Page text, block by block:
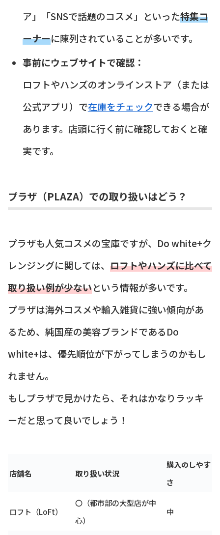
ア」「SNSで話題のコスメ」といった特集コ
ーナーに陳列されていることが多いです。
事前にウェブサイトで確認：
ロフトやハンズのオンラインストア（または
公式アプリ）で在庫をチェックできる場合が
あります。店頭に行く前に確認しておくと確
実です。
プラザ（PLAZA）での取り扱いはどう？
プラザも人気コスメの宝庫ですが、Do white+ク
レンジングに関しては、 ロフトやハンズに比べて
取り扱い例が少ないという情報が多いです。
プラザは海外コスメや輸入雑貨に強い傾向があ
るため、純国産の美容ブランドであるDo
white+は、優先順位が下がってしまうのかもし
れません。
もしプラザで見かけたら、それはかなりラッキ
ーだと思って良いでしょう！
店舗名 取り扱い状況
購入のしやす
さ
ロフト（LoFt）
〇（都市部の大型店が中
心）
中